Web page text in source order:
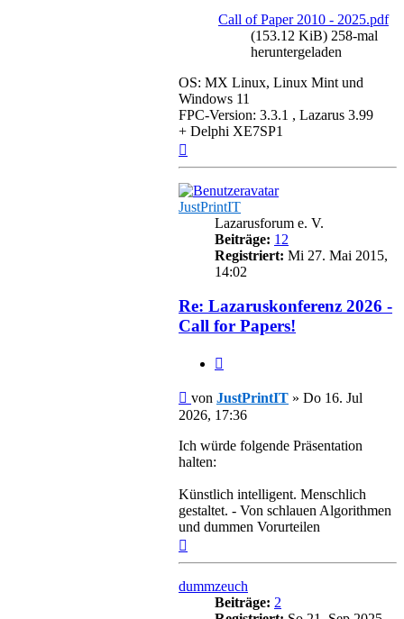
Call of Paper 2010 - 2025.pdf
(153.12 KiB) 258-mal
heruntergeladen
OS: MX Linux, Linux Mint und
Windows 11
FPC-Version: 3.3.1 , Lazarus 3.99
+ Delphi XE7SP1
JustPrintIT
Lazarusforum e. V.
Beiträge: 12
Registriert: Mi 27. Mai 2015,
14:02
Re: Lazaruskonferenz 2026 -
Call for Papers!
Beitrag
von JustPrintIT » Do 16. Jul
2026, 17:36
Ich würde folgende Präsentation
halten:
Künstlich intelligent. Menschlich
gestaltet. - Von schlauen Algorithmen
und dummen Vorurteilen
dummzeuch
Beiträge: 2